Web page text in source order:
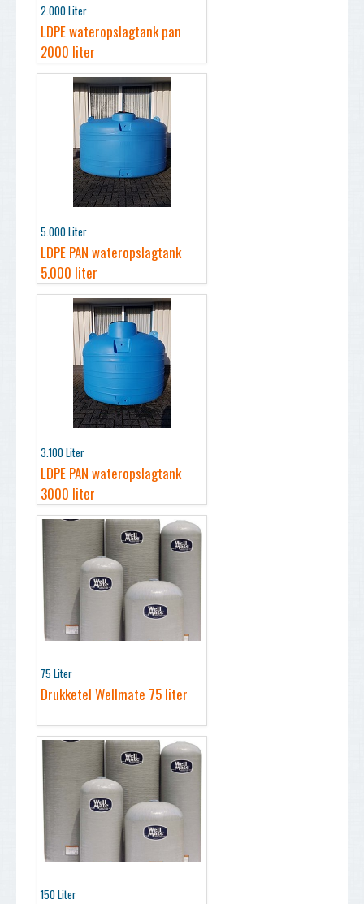
2.000 Liter
LDPE wateropslagtank pan
2000 liter
5.000 Liter
LDPE PAN wateropslagtank
5.000 liter
3.100 Liter
LDPE PAN wateropslagtank
3000 liter
75 Liter
Drukketel Wellmate 75 liter
150 Liter